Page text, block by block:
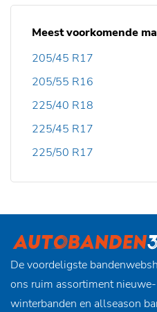
Meest voorkomende
205/45 R17
205/55 R16
225/40 R18
225/45 R17
225/50 R17
De voordeligste
ons ruim assortiment
winterbanden en allseason